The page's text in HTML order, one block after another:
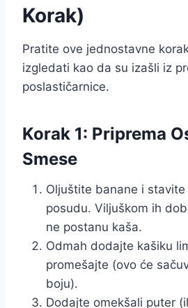
Korak)
Pratite ove jednostavne
izgledati kao da su izašli iz
poslastičarnice.
Korak 1: Priprema
Smese
Oljuštite banane i
posudu. Viljuškom ih
ne postanu kaša.
Odmah dodajte kašiku
promešajte (ovo će
boju).
Dodajte omekšali puter